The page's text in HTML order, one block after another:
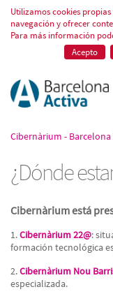
¿Dónde
Utilizamos cookies
navegación y ofrecer
Para más información
Acepto
Cibernàrium - Barcelona
¿Dónde
Cibernàrium está
1.Cibernàrium 22@:
formación tecnológica
2.Cibernàrium Nou
especializada.